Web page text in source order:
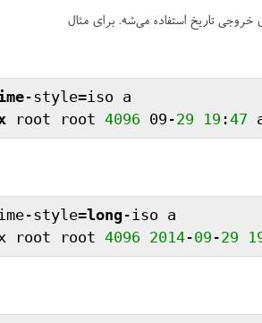
تاریخ استفاده می‌شه. برای مثال
-style=iso a
root root 4096 09-29 19 :47
style=long -iso a
root root 4096 2014-09 -29